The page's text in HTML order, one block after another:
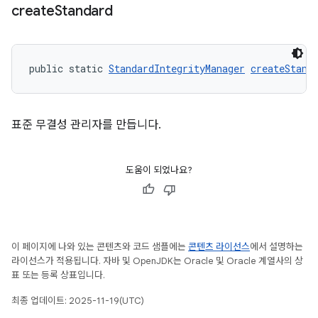
createStandard
public static StandardIntegrityManager
표준 무결성 관리자를 만듭니다.
도움이 되었나요?
이 페이지에 나와 있는 콘텐츠와 코드 샘플에는 콘텐츠 라이선스에서 설명하는
라이선스가 적용됩니다. 자바 및 OpenJDK는 Oracle 및 Oracle 계열사의 상
표 또는 등록 상표입니다.
최종 업데이트: 2025-11-19(UTC)